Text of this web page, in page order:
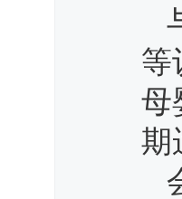
等
母
期